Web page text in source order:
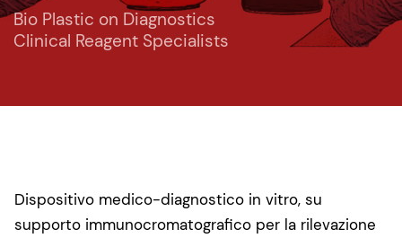
Bio Plastic on Diagnostics
Clinical Reagent Specialists
Dispositivo medico-diagnostico in vitro, su
supporto immunocromatografico per la rilevazione